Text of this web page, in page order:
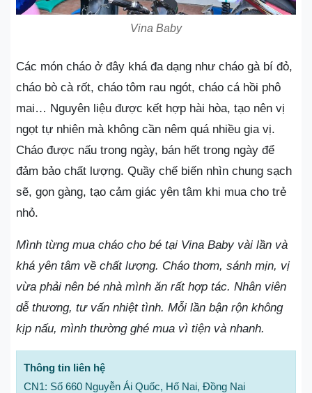
Vina Baby
Các món cháo ở đây khá đa dạng như cháo gà bí đỏ,
cháo bò cà rốt, cháo tôm rau ngót, cháo cá hồi phô
mai… Nguyên liệu được kết hợp hài hòa, tạo nên vị
ngọt tự nhiên mà không cần nêm quá nhiều gia vị.
Cháo được nấu trong ngày, bán hết trong ngày để
đảm bảo chất lượng. Quầy chế biến nhìn chung sạch
sẽ, gọn gàng, tạo cảm giác yên tâm khi mua cho trẻ
nhỏ.
Mình từng mua cháo cho bé tại Vina Baby vài lần và
khá yên tâm về chất lượng. Cháo thơm, sánh mịn, vị
vừa phải nên bé nhà mình ăn rất hợp tác. Nhân viên
dễ thương, tư vấn nhiệt tình. Mỗi lần bận rộn không
kịp nấu, mình thường ghé mua vì tiện và nhanh.
Thông tin liên hệ
CN1: Số 660 Nguyễn Ái Quốc, Hố Nai, Đồng Nai